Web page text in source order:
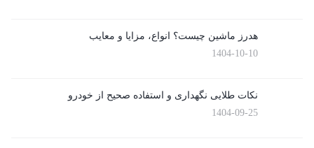
هدرز ماشین چیست؟ انواع، مزایا و معایب
1404-10-10
نکات طلایی نگهداری و استفاده صحیح از خودرو
1404-09-25